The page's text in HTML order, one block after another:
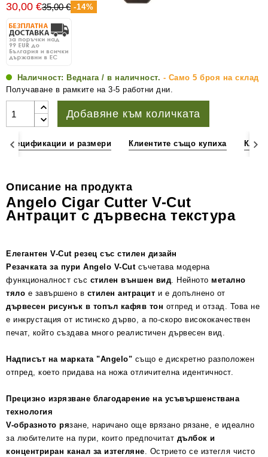
пури
30,00 €35,00 € -14%
Наличност: Веднага / в наличност. - Само 5 броя на склад
Получаване в рамките на 3-5 работни дни.
Добавяне към количката
Спецификации и размери Клиентите също купиха
Описание на продукта
Angelo Cigar Cutter V-Cut
Антрацит с дървесна текстура
Елегантен V-Cut резец със стилен дизайн
Резачката за пури Angelo V-Cutсъчетава модерна
функционалност със стилен външен вид. Нейното метално
тяло е завършено в стилен антрацит и е допълнено от
дървесен рисунък в топъл кафяв тон отпред и отзад. Това не
е инкрустация от истинско дърво, а по-скоро висококачествен
печат, който създава много реалистичен дървесен вид.
Надписът на марката "Angelo" също е дискретно разположен
отпред, което придава на ножа отличителна идентичност.
Прецизно изрязване благодарение на усъвършенствана
технология
V-образното рязане, наричано още врязано рязане, е идеално
за любителите на пури, които предпочитат дълбок и
концентриран канал за изтегляне. Острието се изтегля чисто